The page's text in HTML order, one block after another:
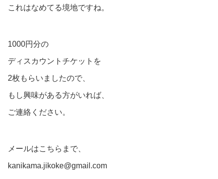
これはなめてる境地ですね。
1000円分の
ディスカウントチケットを
2枚もらいましたので、
もし興味がある方がいれば、
ご連絡ください。
メールはこちらまで、
kanikama.jikoke@gmail.com